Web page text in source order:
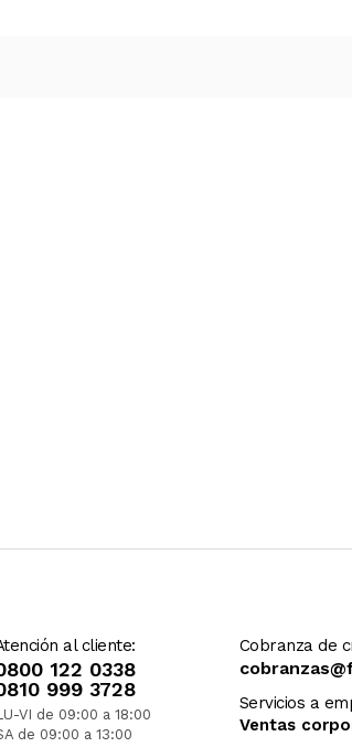
al cliente:
122 0338
999 3728
VI de 09:00 a 18:00
de 09:00 a 13:00
Cobranza de
Servicios a
Ventas